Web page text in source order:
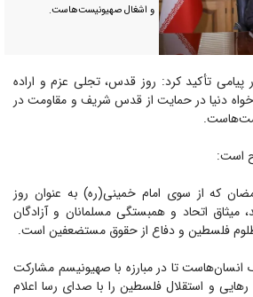
و اشغال صهیونیست‌هاست.
پیامی تأکید کرد: روز قدس، تجلی عزم و اراده
دنیا در حمایت از قدس شریف و مقاومت در
است:
که از سوی امام خمینی(ره) به عنوان روز
اتحاد و همبستگی مسلمانان و آزادگان
فلسطین و دفاع از حقوق مستضعفین است.
انسان‌هاست تا در مبارزه با صهیونیسم مشارکت
و استقلال فلسطین را با صدای رسا اعلام